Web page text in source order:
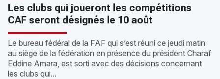
Les clubs qui joueront les compétitions
CAF seront désignés le 10 août
Le bureau fédéral de la FAF qui s’est réuni ce jeudi matin
au siège de la fédération en présence du président Charaf
Eddine Amara, est sorti avec des décisions concernant
les clubs qui...